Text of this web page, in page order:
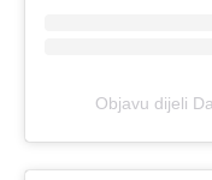
Objavu dijeli